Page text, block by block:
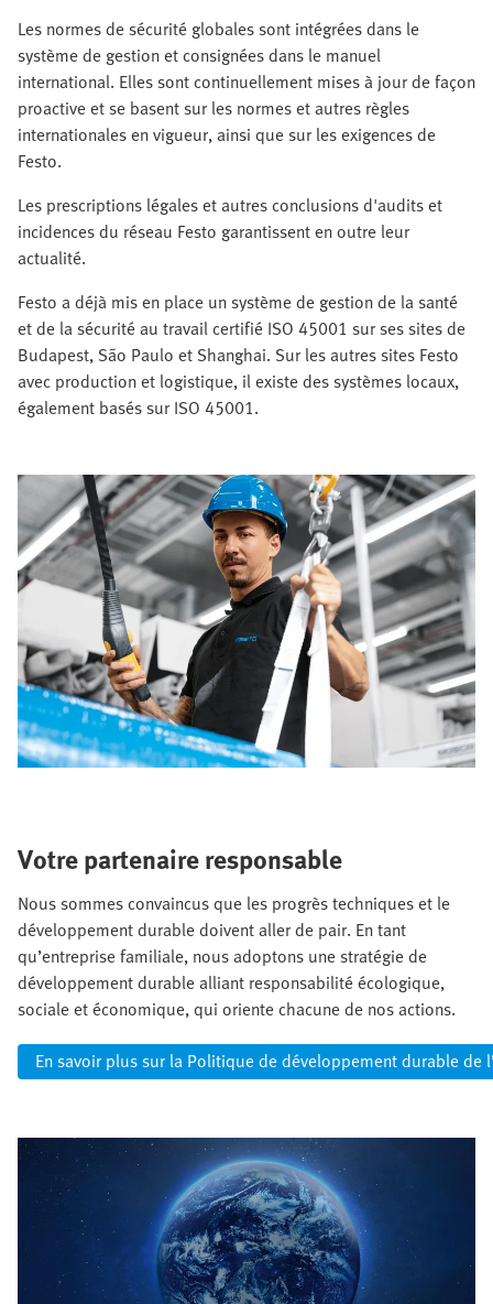
Les normes de sécurité globales sont intégrées dans le
système de gestion et consignées dans le manuel
international. Elles sont continuellement mises à jour de façon
proactive et se basent sur les normes et autres règles
internationales en vigueur, ainsi que sur les exigences de
Festo.
Les prescriptions légales et autres conclusions d'audits et
incidences du réseau Festo garantissent en outre leur
actualité.
Festo a déjà mis en place un système de gestion de la santé
et de la sécurité au travail certifié ISO 45001 sur ses sites de
Budapest, São Paulo et Shanghai. Sur les autres sites Festo
avec production et logistique, il existe des systèmes locaux,
également basés sur ISO 45001.
Votre partenaire responsable
Nous sommes convaincus que les progrès techniques et le
développement durable doivent aller de pair. En tant
qu’entreprise familiale, nous adoptons une stratégie de
développement durable alliant responsabilité écologique,
sociale et économique, qui oriente chacune de nos actions.
En savoir plus sur la Politique de développement durable de